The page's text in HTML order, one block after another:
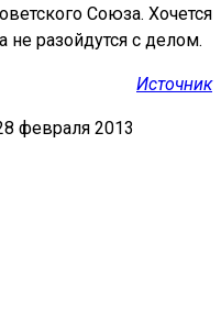
Союза. Хочется
не разойдутся с делом.
Источник
февраля 2013